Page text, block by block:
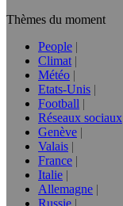
Thèmes du moment
People
Climat
Météo
Etats-Unis
Football
Réseaux sociaux
Genève
Valais
France
Italie
Allemagne
Russie